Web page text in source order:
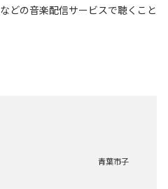
などの音楽配信サービスで聴くこと
青葉市子